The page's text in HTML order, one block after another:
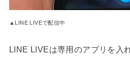
▲LINE LIVEで配信中
LINE LIVEは専用のアプリを入